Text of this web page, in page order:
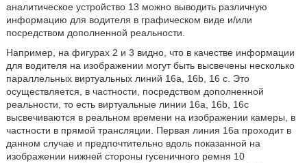
аналитическое устройство 13 можно выводить различную
информацию для водителя в графическом виде и/или
посредством дополненной реальности.
Например, на фигурах 2 и 3 видно, что в качестве информации
для водителя на изображении могут быть высвечены несколько
параллельных виртуальных линий 16a, 16b, 16 с. Это
осуществляется, в частности, посредством дополненной
реальности, то есть виртуальные линии 16а, 16b, 16с
высвечиваются в реальном времени на изображении камеры, в
частности в прямой трансляции. Первая линия 16а проходит в
данном случае и предпочтительно вдоль показанной на
изображении нижней стороны гусеничного ремня 10